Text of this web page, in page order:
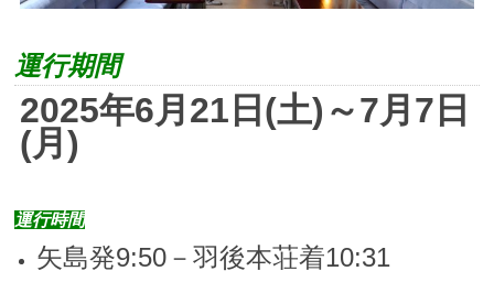
運行期間
2025年6月21日(土)～7月7日
(月)
運行時間
矢島発9:50－羽後本荘着10:31